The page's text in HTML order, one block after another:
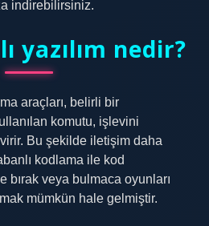
indirebilirsiniz.
yazılım nedir?
araçları, belirli bir
komutu, işlevini
Bu şekilde iletişim daha
kodlama ile kod
bırak veya bulmaca oyunları
mümkün hale gelmiştir.